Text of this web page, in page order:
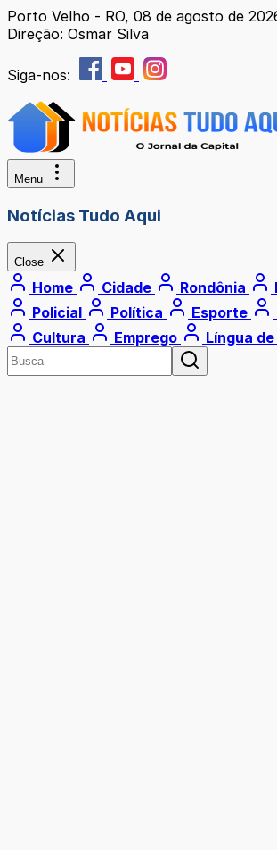
Porto Velho - RO, 08 de agosto de
Direção: Osmar Silva
Siga-nos:
Menu
Notícias Tudo Aqui
Close
Home Cidade Rondônia
Policial
Política Esporte
Cultura
Emprego Língua